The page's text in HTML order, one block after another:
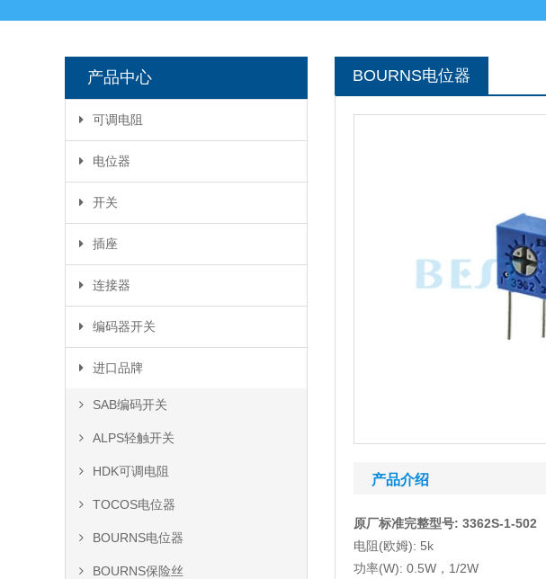
产品中心
可调电阻
碳膜可调电阻
电位器
精密电位器
电位器系列
开关
轻触开关
微动开关
微型拨动开关
插座
DC插座
SD卡座
连接器
FPC连接器
编码器开关
进口品牌
SAB编码开关
ALPS轻触开关
HDK可调电阻
TOCOS电位器
BOURNS电位器
BOURNS保险丝
BOURNS电位器
产品介绍
原厂标准完整型号: 3362S-1-502
电阻(欧姆): 5k
功率(W): 0.5W，1/2W